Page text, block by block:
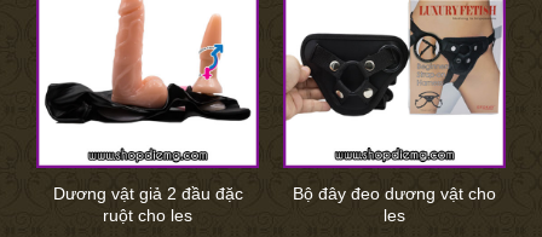
Dương vật giả 2 đầu đặc
ruột cho les
Bộ đây đeo dương vật cho
les